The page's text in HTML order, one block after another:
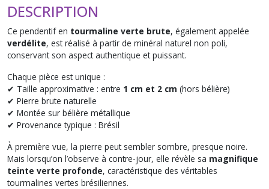
DESCRIPTION
Ce pendentif en tourmaline verte brute, également appelée
verdélite, est réalisé à partir de minéral naturel non poli,
conservant son aspect authentique et puissant.
Chaque pièce est unique :
✔ Taille approximative : entre 1 cm et 2 cm (hors bélière)
✔ Pierre brute naturelle
✔ Montée sur bélière métallique
✔ Provenance typique : Brésil
À première vue, la pierre peut sembler sombre, presque noire.
Mais lorsqu’on l’observe à contre-jour, elle révèle sa magnifique
teinte verte profonde, caractéristique des véritables
tourmalines vertes brésiliennes.